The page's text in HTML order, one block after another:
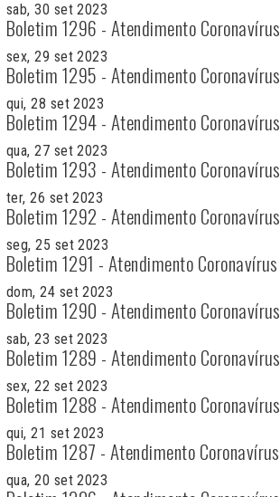
sab, 30 set 2023
Boletim 1296 - Atendimento Coronavírus
sex, 29 set 2023
Boletim 1295 - Atendimento Coronavírus
qui, 28 set 2023
Boletim 1294 - Atendimento Coronavírus
qua, 27 set 2023
Boletim 1293 - Atendimento Coronavírus
ter, 26 set 2023
Boletim 1292 - Atendimento Coronavírus
seg, 25 set 2023
Boletim 1291 - Atendimento Coronavírus
dom, 24 set 2023
Boletim 1290 - Atendimento Coronavírus
sab, 23 set 2023
Boletim 1289 - Atendimento Coronavírus
sex, 22 set 2023
Boletim 1288 - Atendimento Coronavírus
qui, 21 set 2023
Boletim 1287 - Atendimento Coronavírus
qua, 20 set 2023